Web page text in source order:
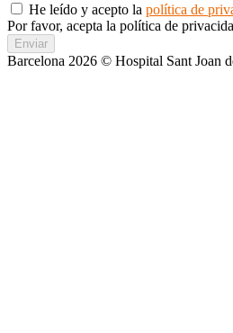
He leído y acepto la política de
Por favor, acepta la política de
Enviar
Barcelona 2026 © Hospital Sant Joan